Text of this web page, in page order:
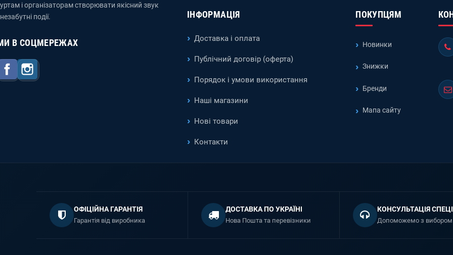
і організаторам створювати якісний звук
незабутні події.
В СОЦМЕРЕЖАХ
Facebook
ІНФОРМАЦІЯ
Доставка і оплата
Публічний договір (оферта)
Порядок і умови використання
Наші магазини
Нові товари
Контакти
ПОКУПЦЯМ
Новинки
Знижки
Бренди
Мапа сайту
ОФІЦІЙНА ГАРАНТІЯ
Гарантія від виробника
ДОСТАВКА ПО УКРАЇНІ
Нова Пошта та перевізники
КОНСУЛЬТАЦІЯ
Допоможемо з вибором